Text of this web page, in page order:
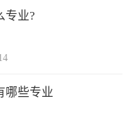
专业?
哪些专业